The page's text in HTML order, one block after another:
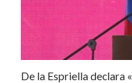
De la Espriella declara